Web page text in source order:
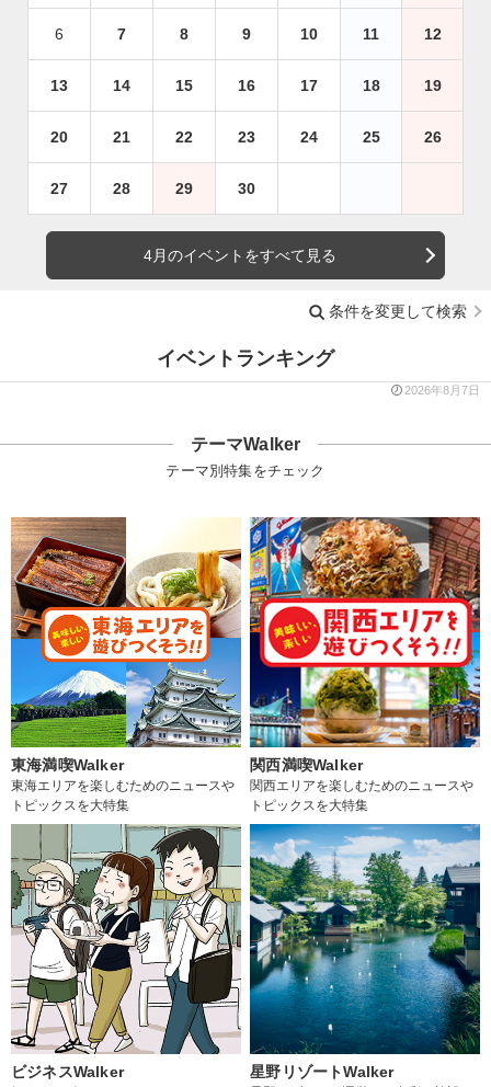
6 7 8 9 10 11 12
13 14 15 16 17 18 19
20 21 22 23 24 25 26
27 28 29 30
4月のイベントをすべて見る
条件を変更して検索
イベントランキング
2026年8月7日
テーマWalker
テーマ別特集をチェック
東海満喫Walker
東海エリアを楽しむためのニュースや
トピックスを大特集
関西満喫Walker
関西エリアを楽しむためのニュースや
トピックスを大特集
ビジネスWalker 星野リゾートWalker